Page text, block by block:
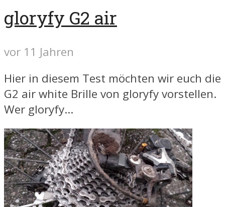
gloryfy G2 air
vor 11 Jahren
Hier in diesem Test möchten wir euch die
G2 air white Brille von gloryfy vorstellen.
Wer gloryfy...